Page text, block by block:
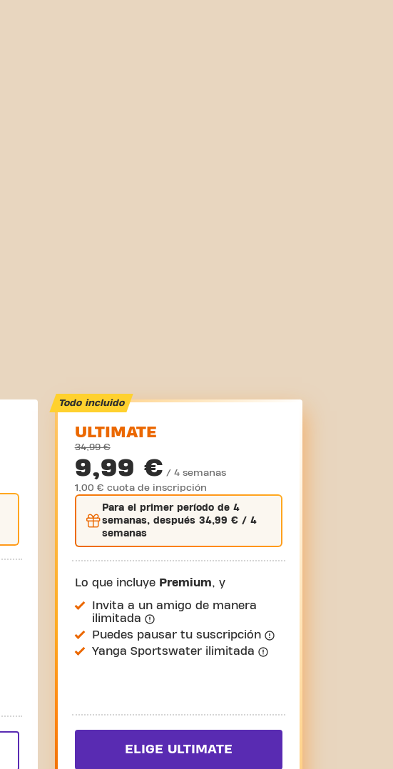
Todo incluido
ULTIMATE
34,99 €
9,99 € / 4 semanas
1,00 € cuota de inscripción
Para el primerperíodo de 4
semanas, después 34,99 €/ 4
semanas
Lo que incluye Premium, y
Invita a un amigo de manera
ilimitada
Puedes pausar tu suscripción
Yanga Sportswater ilimitada
ELIGE ULTIMATE